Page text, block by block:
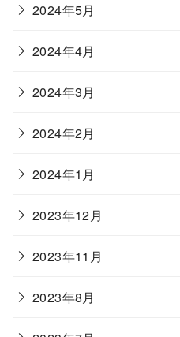
2024年5月
2024年4月
2024年3月
2024年2月
2024年1月
2023年12月
2023年11月
2023年8月